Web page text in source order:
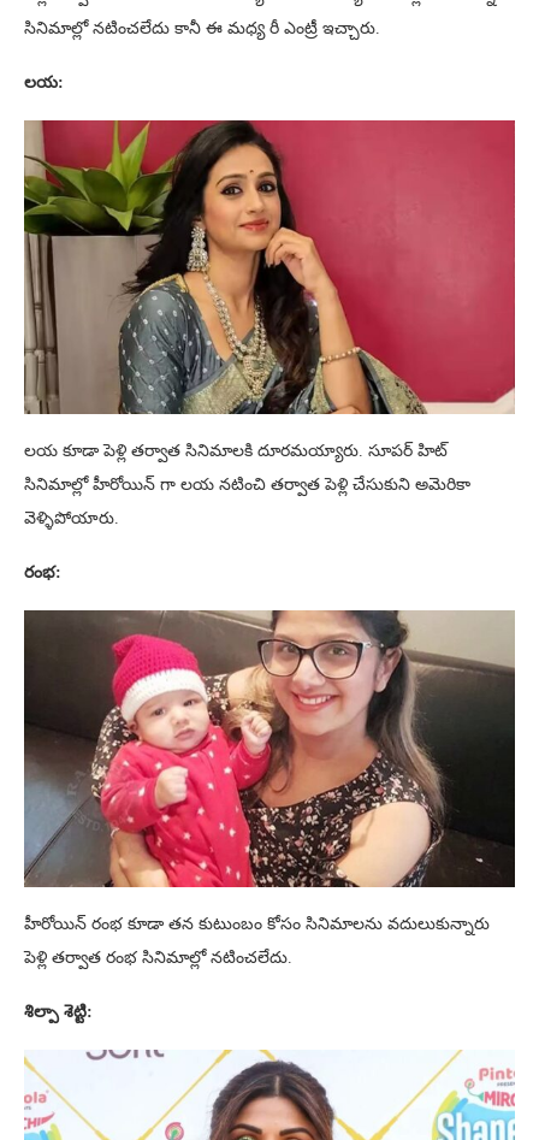
సినిమాల్లో నటించలేదు కానీ ఈ మధ్య రీ ఎంట్రీ ఇచ్చారు.
లయ:
లయ కూడా పెళ్లి తర్వాత సినిమాలకి దూరమయ్యారు. సూపర్ హిట్
సినిమాల్లో హీరోయిన్ గా లయ నటించి తర్వాత పెళ్లి చేసుకుని అమెరికా
వెళ్ళిపోయారు.
రంభ:
హీరోయిన్ రంభ కూడా తన కుటుంబం కోసం సినిమాలను వదులుకున్నారు
పెళ్లి తర్వాత రంభ సినిమాల్లో నటించలేదు.
శిల్పా శెట్టి: